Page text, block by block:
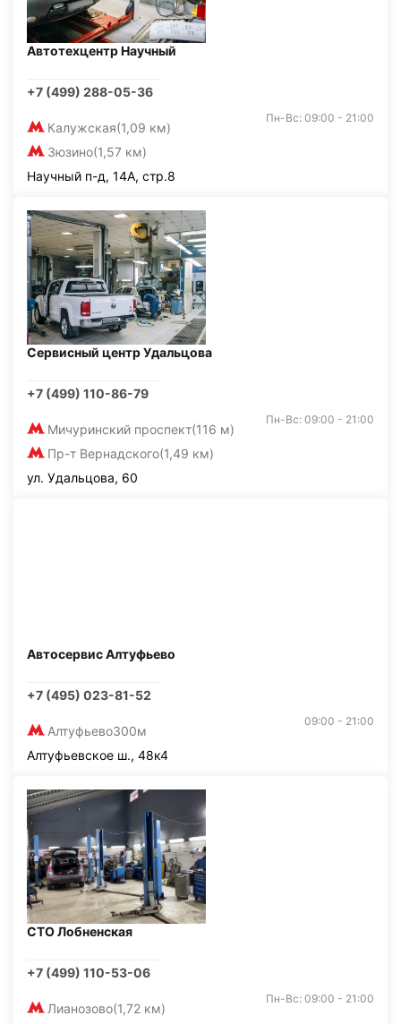
Автотехцентр Научный
+7 (499) 288-05-36
Калужская(1,09 км)
Зюзино(1,57 км)
Пн-Вс: 09:00 - 21:00
Научный п-д, 14А, стр.8
Сервисный центр Удальцова
+7 (499) 110-86-79
Мичуринский проспект(116 м)
Пр-т Вернадского(1,49 км)
Пн-Вс: 09:00 - 21:00
ул. Удальцова, 60
Автосервис Алтуфьево
+7 (495) 023-81-52
Алтуфьево300м
09:00 - 21:00
Алтуфьевское ш., 48к4
СТО Лобненская
+7 (499) 110-53-06
Лианозово(1,72 км)
Пн-Вс: 09:00 - 21:00